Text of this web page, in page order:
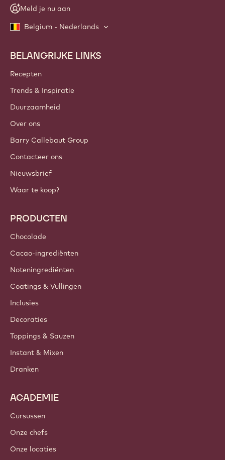
Meld je nu aan
Belgium - Nederlands
Footer
Callebaut
BELANGRIJKE LINKS
Recepten
Trends & Inspiratie
Duurzaamheid
Over ons
Barry Callebaut Group
Contacteer ons
Nieuwsbrief
Waar te koop?
PRODUCTEN
Chocolade
Cacao-ingrediënten
Noteningrediënten
Coatings & Vullingen
Inclusies
Decoraties
Toppings & Sauzen
Instant & Mixen
Dranken
ACADEMIE
Cursussen
Onze chefs
Onze locaties